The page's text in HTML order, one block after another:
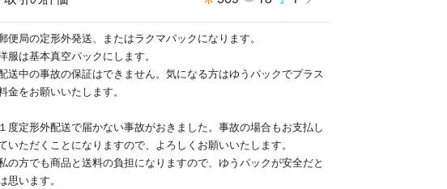
便局の定形外発送、またはラクマパックになります。
服は基本真空パックにします。
送中の事故の保証はできません。気になる方はゆうパックでプラス
金をお願いいたします。
１度定形外配送で届かない事故がおきました。事故の場合もお支払し
いただくことになりますので、よろしくお願いいたします。
の方でも商品と送料の負担になりますので、ゆうパックが安全だと
思います。